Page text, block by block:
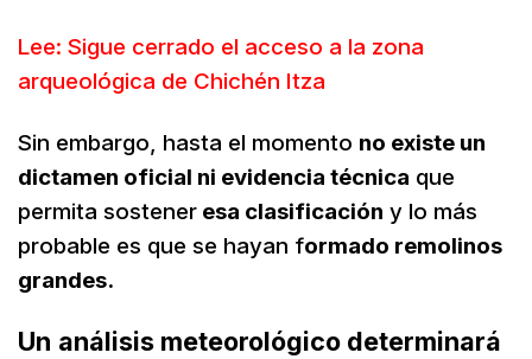
Lee: Sigue cerrado el acceso a la zona
arqueológica de Chichén Itza
Sin embargo, hasta el momento no existe un
dictamen oficial ni evidencia técnica que
permita sostener esa clasificación y lo más
probable es que se hayan formado remolinos
grandes.
Un análisis meteorológico determinará